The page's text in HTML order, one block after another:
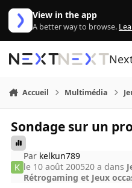
Aller au contenu
View in the app
A better way to browse.
Accueil Multimédia
Sondage sur un
Par kelkun789
le 10 août 200520 a dans
Rétrogaming et Jeux